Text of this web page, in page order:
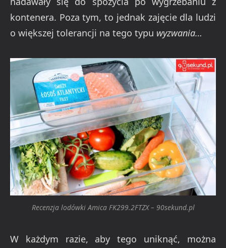
kontenera. Poza tym, to jednak zajęcie dla ludzi
o większej tolerancji na tego typu wyzwania…
Recenzja lodówki Amica FK299.2FTZX – 90sekund.pl
W każdym razie, aby tego uniknąć, można